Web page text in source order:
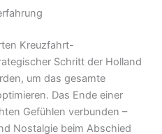
Kreuzfahrt-
Schritt der Holland
um das gesamte
Das Ende einer
Gefühlen verbunden –
Nostalgie beim Abschied